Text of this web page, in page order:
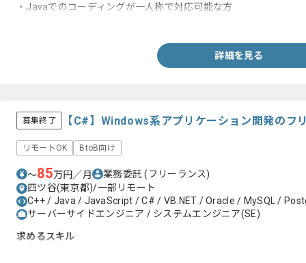
・Javaでのコーディングが一人称で対応可能な方
詳細を見る
募集終了 【C#】Windows系アプリケーション開発のフ
リモートOK BtoB向け
〜85万円／月 業務委託(フリーランス)
四ツ谷(東京都)/一部リモート
C++ / Java / JavaScript / C# / VB.NET / Oracle / MySQL /
サーバーサイドエンジニア / システムエンジニア(SE)
求めるスキル